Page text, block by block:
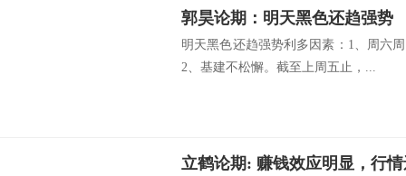
郭昊论期：明天黑色还趋强势
明天黑色还趋强势利多因素：1、周六
2、基建不松懈。截至上周五止，...